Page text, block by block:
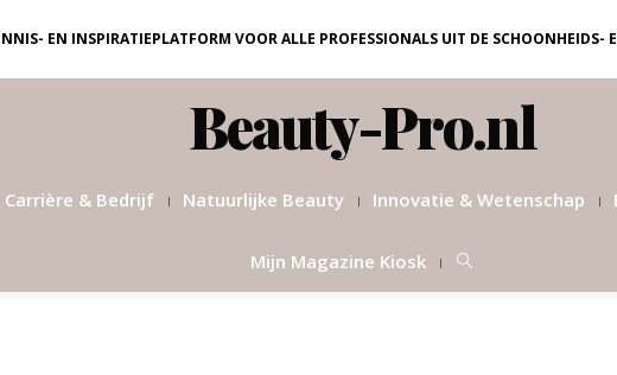
EN INSPIRATIEPLATFORM VOOR ALLE PROFESSIONALS UIT DE SCHOONHEIDS-
Beauty-Pro.nl
Carrière & Bedrijf Natuurlijke Beauty Innovatie & Wetenschap
Mijn Magazine Kiosk